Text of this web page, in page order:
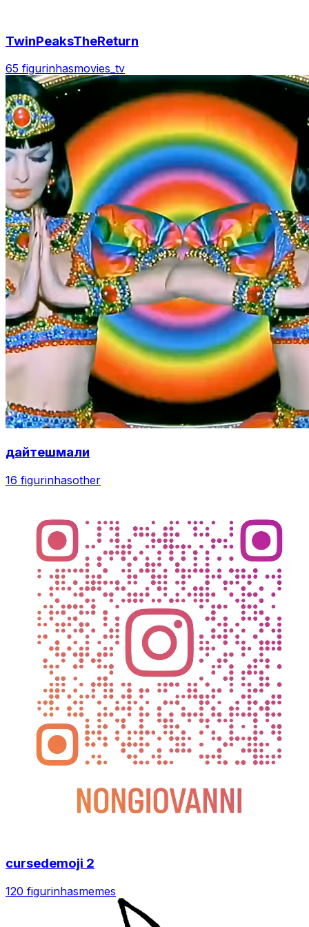
TwinPeaksTheReturn
65 figurinhasmovies_tv
дайтешмали
16 figurinhasother
cursedemoji 2
120 figurinhasmemes